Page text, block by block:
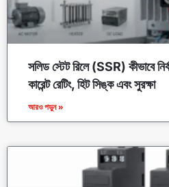
সলিড স্টেট রিলে (SSR) কীভাবে
কারেন্ট রেটিং, হিট সিঙ্ক এবং সুরক্ষা
আরও পড়ুন »